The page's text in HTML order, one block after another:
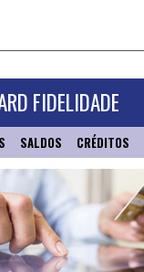
FIDELIDADE
SALDOS CRÉDITOS